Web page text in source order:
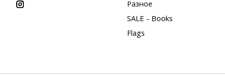
Разное
SALE - Books
Flags